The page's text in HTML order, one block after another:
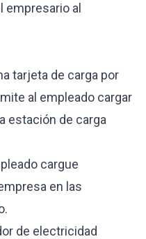
empresario al
tarjeta de carga por
al empleado cargar
estación de carga
cargue
en las
de electricidad